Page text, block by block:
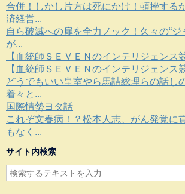
合併！しかし片方は死にかけ！頓挫する
済経営...
自ら破滅への扉を全力ノック！久々の“ジ
が...
【血統師ＳＥＶＥＮのインテリジェンス
【血統師ＳＥＶＥＮのインテリジェンス
どうでもいい皇室やら馬詰総理らの話し
着々と...
国際情勢ヨタ話
これぞ文春病！？松本人志、がん発覚に
もなく...
サイト内検索